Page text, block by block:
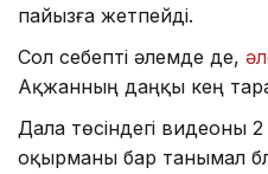
пайызға жетпейді.
Сол себепті әлемде де,
Ақжанның даңқы кең
Дала төсіндегі видеоны
оқырманы бар танымал